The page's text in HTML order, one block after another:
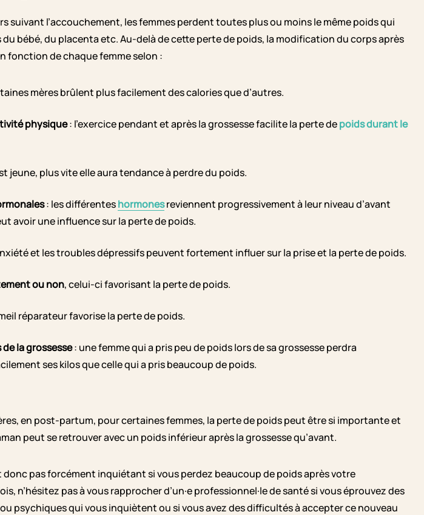
suivant l’accouchement, les femmes perdent toutes plus ou moins le même poids qui
bébé, du placenta etc. Au-delà de cette perte de poids, la modification du corps après
fonction de chaque femme selon :
mères brûlent plus facilement des calories que d’autres.
physique: l’exercice pendant et après la grossesse facilite la perte depoids durant le
jeune, plus vite elle aura tendance à perdre du poids.
: les différenteshormonesreviennent progressivement à leur niveau d’avant
avoir une influence sur la perte de poids.
et les troubles dépressifs peuvent fortement influer sur la prise et la perte de poids.
ou non, celui-ci favorisant la perte de poids.
réparateur favorise la perte de poids.
la grossesse: une femme qui a pris peu de poids lors de sa grossesse perdra
ses kilos que celle qui a pris beaucoup de poids.
en post-partum, pour certaines femmes, la perte de poids peut être si importante et
peut se retrouver avec un poids inférieur après la grossesse qu’avant.
donc pas forcément inquiétant si vous perdez beaucoup de poids après votre
n’hésitez pas à vous rapprocher d’un·e professionnel·le de santé si vous éprouvez des
psychiques qui vous inquiètent ou si vous avez des difficultés à accepter ce nouveau